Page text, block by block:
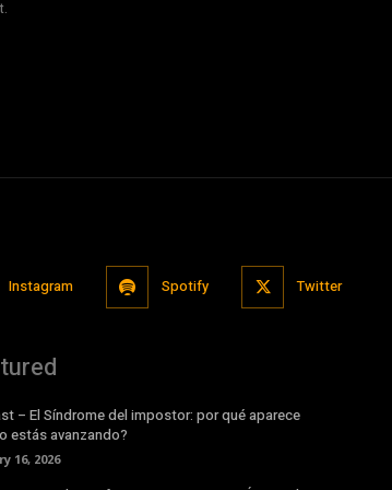
Instagram Spotify Twitter
– El Síndrome del impostor: por qué aparece
estás avanzando?
16, 2026